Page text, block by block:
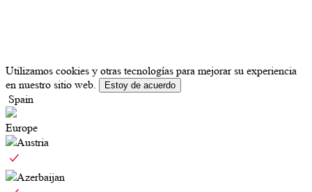
Utilizamos cookies y otras tecnologías para mejorar su experiencia
en nuestro sitio web.
Estoy de acuerdo
Spain
Europe
Austria
Azerbaijan